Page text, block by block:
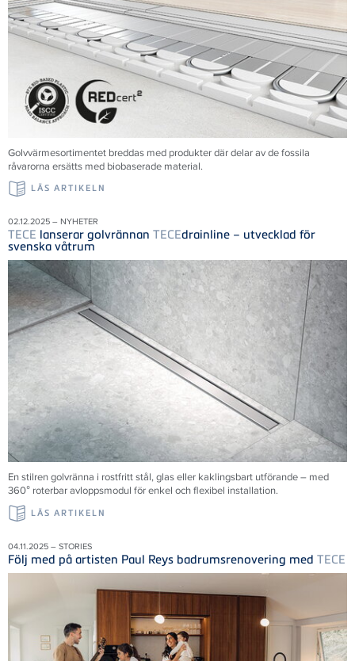
Golvvärmesortimentet breddas med produkter där delar av de fossila
råvarorna ersätts med biobaserade material.
LÄS ARTIKELN
02.12.2025 – NYHETER
TECE lanserar golvrännan TECEdrainline – utvecklad för
svenska våtrum
En stilren golvränna i rostfritt stål, glas eller kaklingsbart utförande – med
360° roterbar avloppsmodul för enkel och flexibel installation.
LÄS ARTIKELN
04.11.2025 – STORIES
Följ med på artisten Paul Reys badrumsrenovering med TECE